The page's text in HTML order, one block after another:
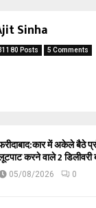
Sinha
Posts 5 Comments
में अकेले बैठे
करने वाले 2
05/08/2026 0